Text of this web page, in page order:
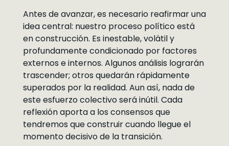
Antes de avanzar, es necesario reafirmar una
idea central: nuestro proceso político está
en construcción. Es inestable, volátil y
profundamente condicionado por factores
externos e internos. Algunos análisis lograrán
trascender; otros quedarán rápidamente
superados por la realidad. Aun así, nada de
este esfuerzo colectivo será inútil. Cada
reflexión aporta a los consensos que
tendremos que construir cuando llegue el
momento decisivo de la transición.